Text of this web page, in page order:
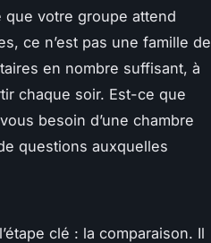
que votre groupe attend
ce n’est pas une famille de
en nombre suffisant, à
chaque soir. Est-ce que
besoin d’une chambre
questions auxquelles
clé : la comparaison. Il